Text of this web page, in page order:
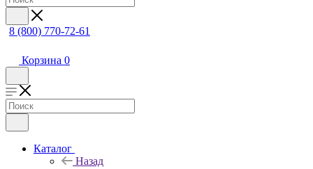
8 (800) 770-72-61
Корзина 0
Каталог
Назад